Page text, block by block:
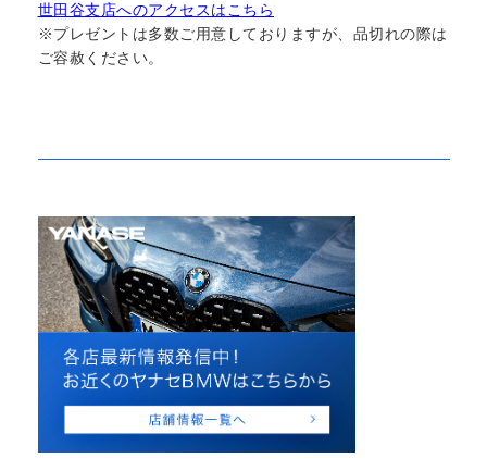
世田谷支店へのアクセスはこちら
※プレゼントは多数ご用意しておりますが、品切れの際は
ご容赦ください。